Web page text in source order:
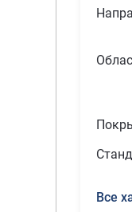
Все